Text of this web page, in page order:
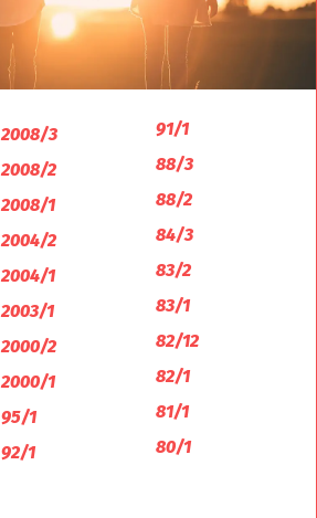
2008/3
2008/2
2008/1
2004/2
2004/1
2003/1
2000/2
2000/1
95/1
92/1
91/1
88/3
88/2
84/3
83/2
83/1
82/12
82/1
81/1
80/1